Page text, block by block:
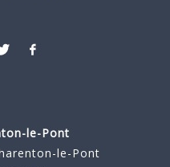
le-Pont
le-Pont